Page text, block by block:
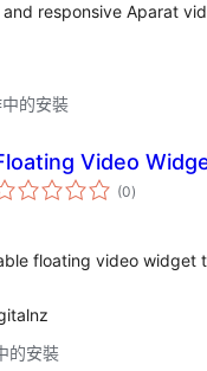
responsive Aparat
的安裝
Video
(0總
評)
floating video widget
的安裝